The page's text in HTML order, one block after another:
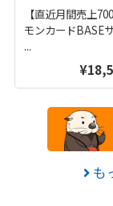
【直近月間売上
モンカードBASE
...
も